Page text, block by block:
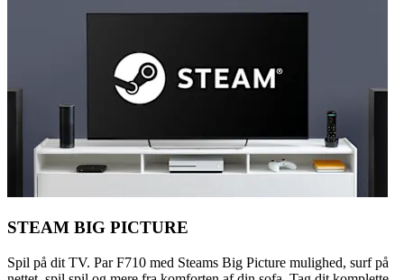
STEAM BIG PICTURE
Spil på dit TV. Par F710 med Steams Big Picture mulighed, surf på